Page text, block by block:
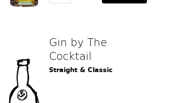
Gin by The
Cocktail
Straight & Classic